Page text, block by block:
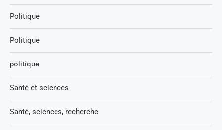
Politique
Politique
politique
Santé et sciences
Santé, sciences, recherche